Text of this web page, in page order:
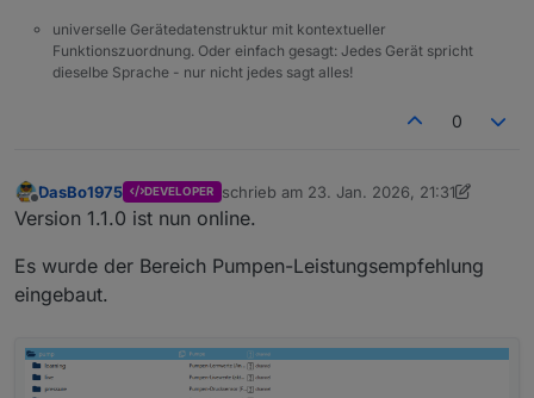
universelle Gerätedatenstruktur mit kontextueller
Funktionszuordnung. Oder einfach gesagt: Jedes Gerät spricht
dieselbe Sprache - nur nicht jedes sagt alles!
0
Offline
DasBo1975 DEVELOPER schrieb am 23. Jan. 2026, 21:31
zuletzt editiert von DasBo1975
Version 1.1.0 ist nun online.
Es wurde der Bereich Pumpen-Leistungsempfehlung
eingebaut.